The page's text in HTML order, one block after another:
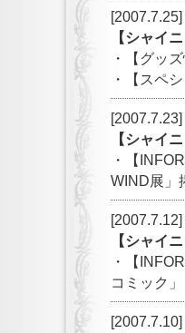
[2007.7.25]
【シャイ
・【グッ
・【スペ
[2007.7.23]
【シャイ
・【
WIND展」
[2007.7.12]
【シャイ
・【
コミック
[2007.7.10]